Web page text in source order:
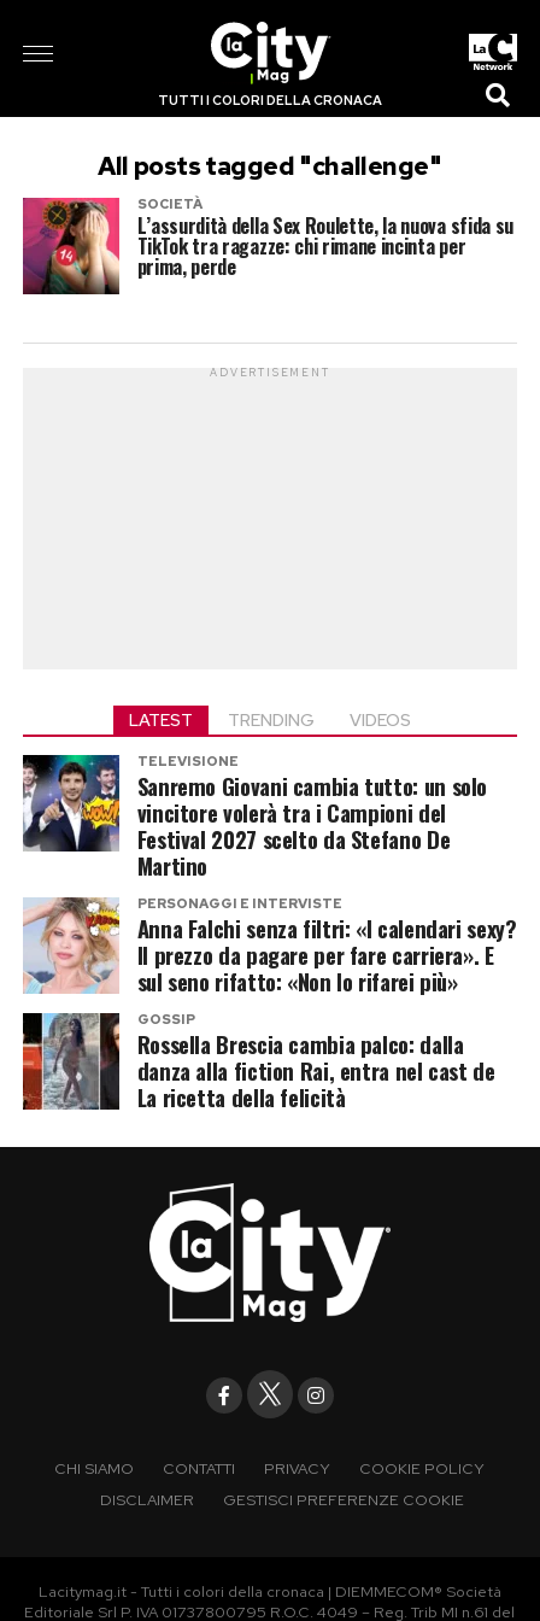
TUTTI I COLORI DELLA CRONACA
All posts tagged "challenge"
SOCIETÀ
L’assurdità della Sex Roulette, la nuova sfida su
TikTok tra ragazze: chi rimane incinta per
prima, perde
ADVERTISEMENT
LATEST TRENDING VIDEOS
TELEVISIONE
Sanremo Giovani cambia tutto: un solo
vincitore volerà tra i Campioni del
Festival 2027 scelto da Stefano De
Martino
PERSONAGGI E INTERVISTE
Anna Falchi senza filtri: «I calendari sexy?
Il prezzo da pagare per fare carriera». E
sul seno rifatto: «Non lo rifarei più»
GOSSIP
Rossella Brescia cambia palco: dalla
danza alla fiction Rai, entra nel cast de
La ricetta della felicità
CHI SIAMO CONTATTI PRIVACY
COOKIE POLICY
DISCLAIMER
GESTISCI PREFERENZE COOKIE
Lacitymag.it - Tutti i colori della cronaca | DIEMMECOM® Società
Editoriale Srl P. IVA 01737800795 R.O.C. 4049 – Reg. Trib MI n.61 del